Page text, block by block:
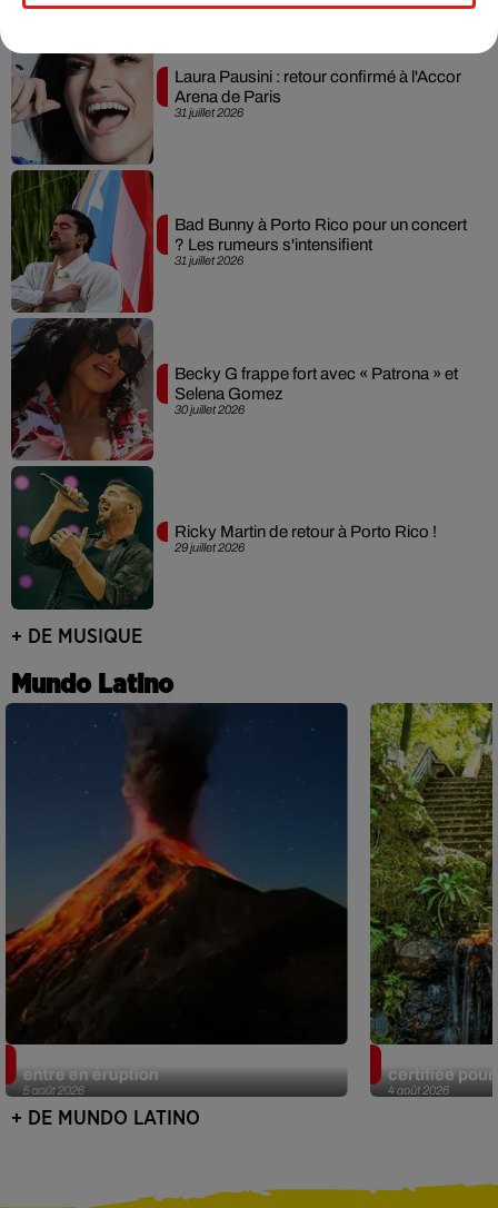
31 juillet 2026
Laura Pausini : retour confirmé à l'Accor
Arena de Paris
31 juillet 2026
Bad Bunny à Porto Rico pour un concert
? Les rumeurs s'intensifient
30 juillet 2026
Becky G frappe fort avec « Patrona » et
Selena Gomez
29 juillet 2026
Ricky Martin de retour à Porto Rico !
+ DE MUSIQUE
Mundo Latino
5 août 2026
entre en éruption
4 août 2026
certifiée pour
+ DE MUNDO LATINO